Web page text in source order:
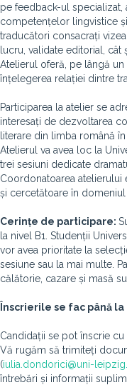
pe feedback-ul
competențelor lingvistice
traducători consacrați
lucru, validate editorial,
Atelierul oferă, pe lângă
înțelegerea relației dintre
Participarea la atelier se
interesați de dezvoltarea
literare din limba română
Atelierul va avea loc la
trei sesiuni dedicate
Coordonatoarea atelierului
și cercetătoare în domeniul
Cerințe de participare:
la nivel B1. Studenții
vor avea prioritate la
sesiune sau la mai multe.
călătorie, cazare și masă
Înscrierile se fac până
Candidații se pot înscrie
Vă rugăm să trimiteți
(iulia.dondorici@uni-
întrebări și informații